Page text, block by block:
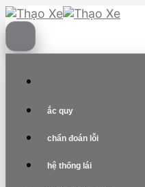
Skip
to
content
ắc quy
chẩn đoán lỗi
hệ thống lái